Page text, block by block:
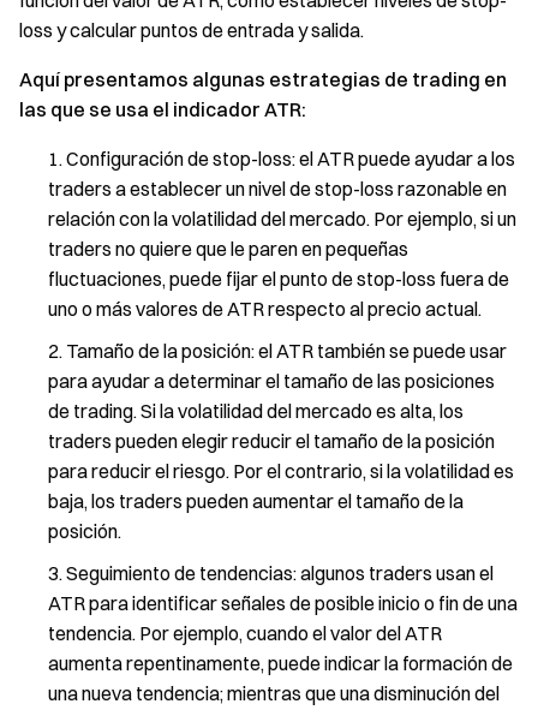
loss y calcular puntos de entrada y salida.
Aquí presentamos algunas estrategias de trading en
las que se usa el indicador ATR:
Configuración de stop-loss: el ATR puede ayudar a los
traders a establecer un nivel de stop-loss razonable en
relación con la volatilidad del mercado. Por ejemplo, si un
traders no quiere que le paren en pequeñas
fluctuaciones, puede fijar el punto de stop-loss fuera de
uno o más valores de ATR respecto al precio actual.
Tamaño de la posición: el ATR también se puede usar
para ayudar a determinar el tamaño de las posiciones
de trading. Si la volatilidad del mercado es alta, los
traders pueden elegir reducir el tamaño de la posición
para reducir el riesgo. Por el contrario, si la volatilidad es
baja, los traders pueden aumentar el tamaño de la
posición.
Seguimiento de tendencias: algunos traders usan el
ATR para identificar señales de posible inicio o fin de una
tendencia. Por ejemplo, cuando el valor del ATR
aumenta repentinamente, puede indicar la formación de
una nueva tendencia; mientras que una disminución del